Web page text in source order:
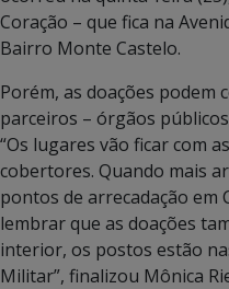
Coração – que fica na
Bairro Monte Castelo.
Porém, as doações podem
parceiros – órgãos
“Os lugares vão ficar com
cobertores. Quando mais
pontos de arrecadação em
lembrar que as doações
interior, os postos estão
Militar”, finalizou Mônica